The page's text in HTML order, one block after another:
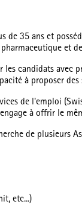
35 ans et
et
candidats
à proposer
de l'emploi
à offrir le
de plusieurs
etc...)